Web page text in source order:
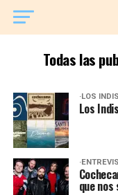
Todas las
·LOS
Los
que nos